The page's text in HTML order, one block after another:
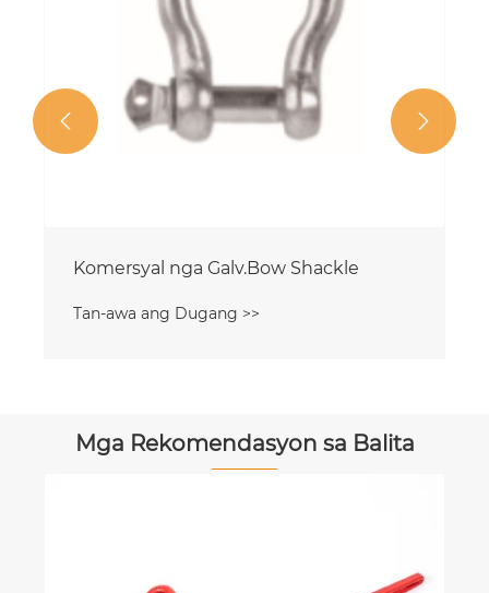
Komersyal nga Galv.Bow Shackle
Tan-awa ang Dugang >>
 
Mga Rekomendasyon sa Balita